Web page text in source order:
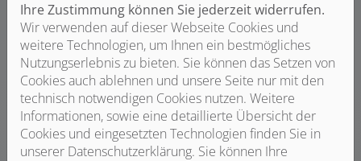
MINIMALISMUS, DER BEGEISTERT.
Moderne Küchen setzen auf Klarheit – der
WATERCHAMPION folgt diesem Prinzip. Er ersetzt gleich
mehrere Geräte: Wasserkocher, Filterkanne, Sprudler.
Das schafft Platz, reduziert den Stromverbrauch und
sorgt für eine aufgeräumte Optik. Weniger ist hier
Ihre Zustimmung können Sie jederzeit widerrufen.
Wir verwenden auf dieser Webseite Cookies und
weitere Technologien, um Ihnen ein bestmögliches
Nutzungserlebnis zu bieten. Sie können das Setzen von
Cookies auch ablehnen und unsere Seite nur mit den
technisch notwendigen Cookies nutzen. Weitere
Informationen, sowie eine detaillierte Übersicht der
Cookies und eingesetzten Technologien finden Sie in
unserer Datenschutzerklärung. Sie können Ihre